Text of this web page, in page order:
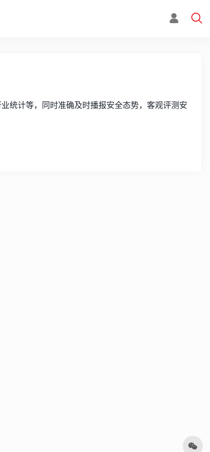
统计等，同时准确及时播报安全态势，客观评测安